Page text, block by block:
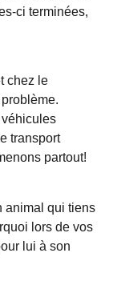
ci terminées,
chez le
transport
partout!
animal qui tiens
lors de vos
lui à son